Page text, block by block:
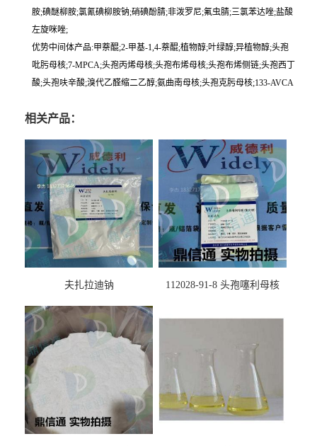
胺;碘醚柳胺;氯氰碘柳胺钠;硝碘酚腈;非泼罗尼;氟虫腈;三氯苯达唑;盐酸
左旋咪唑;
优势中间体产品:甲萘醌;2-甲基-1,4-萘醌;植物醇;叶绿醇;异植物醇;头孢
吡肟母核;7-MPCA;头孢丙烯母核;头孢布烯母核;头孢布烯侧链;头孢西丁
酸;头孢呋辛酸;溴代乙醛缩二乙醇;氨曲南母核;头孢克肟母核;133-AVCA
相关产品：
夫扎拉迪钠
112028-91-8 头孢噻利母核